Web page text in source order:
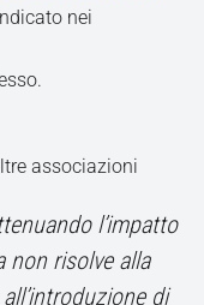
nei
associazioni
l’impatto
non risolve alla
di